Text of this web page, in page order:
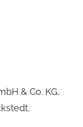
& Co. KG,